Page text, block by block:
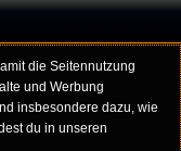
die Seitennutzung
und Werbung
insbesondere dazu, wie
du in unseren